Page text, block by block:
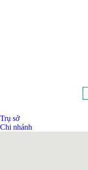
Trụ sở
Chi nhánh